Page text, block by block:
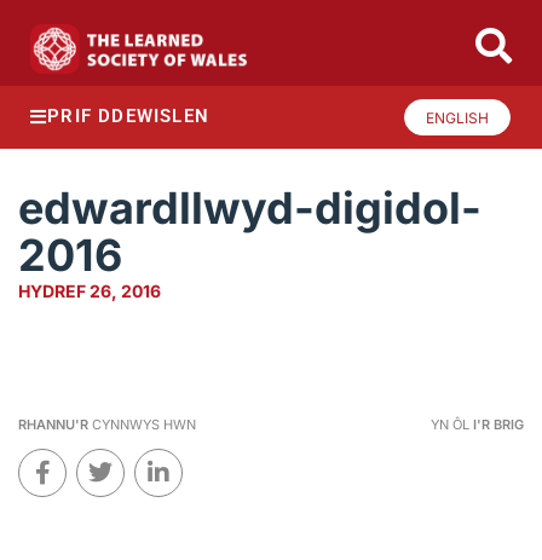
PRIF DDEWISLEN ENGLISH
edwardllwyd-digidol-
2016
HYDREF 26, 2016
RHANNU'R CYNNWYS HWN YN ÔL I'R BRIG